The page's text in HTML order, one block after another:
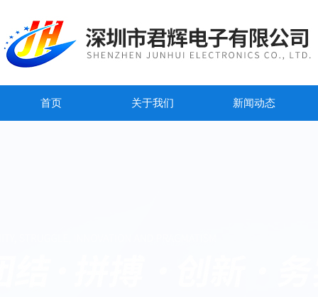
首页 关于我们 新闻动态